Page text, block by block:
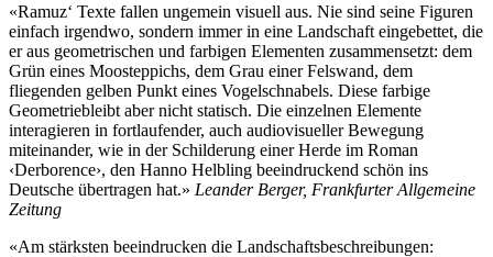
«Ramuz‘ Texte fallen ungemein visuell aus. Nie sind seine Figuren
einfach irgendwo, sondern immer in eine Landschaft eingebettet, die
er aus geometrischen und farbigen Elementen zusammensetzt: dem
Grün eines Moosteppichs, dem Grau einer Felswand, dem
fliegenden gelben Punkt eines Vogelschnabels. Diese farbige
Geometriebleibt aber nicht statisch. Die einzelnen Elemente
interagieren in fortlaufender, auch audiovisueller Bewegung
miteinander, wie in der Schilderung einer Herde im Roman
‹Derborence›, den Hanno Helbling beeindruckend schön ins
Deutsche übertragen hat.» Leander Berger, Frankfurter Allgemeine
Zeitung
«Am stärksten beeindrucken die Landschaftsbeschreibungen: